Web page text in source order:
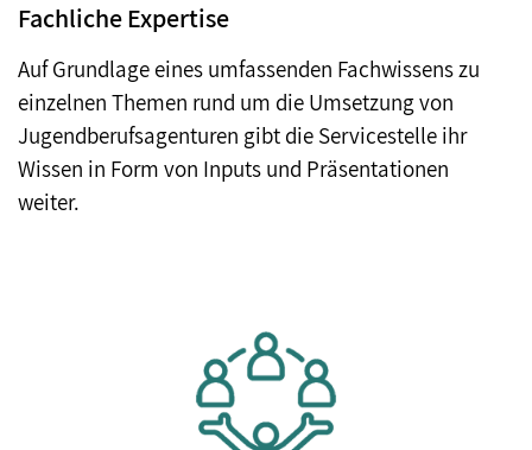
Fachliche Expertise
Auf Grundlage eines umfassenden Fachwissens zu
einzelnen Themen rund um die Umsetzung von
Jugendberufsagenturen gibt die Servicestelle ihr
Wissen in Form von Inputs und Präsentationen
weiter.